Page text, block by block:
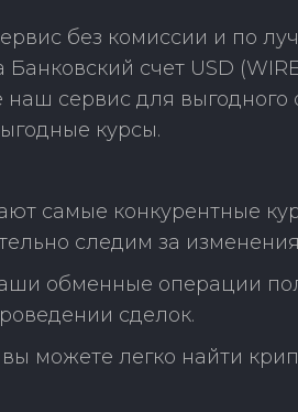
без комиссии и по
счет USD
наш сервис для
курсы.
самые конкурентные
следим за
обменные операции
сделок.
можете легко найти